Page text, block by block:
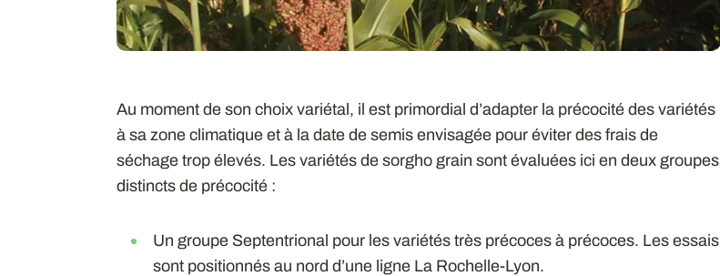
Au moment de son choix variétal, il est primordial d’adapter la précocité des variétés
à sa zone climatique et à la date de semis envisagée pour éviter des frais de
séchage trop élevés. Les variétés de sorgho grain sont évaluées ici en deux groupes
distincts de précocité :
Un groupe Septentrional pour les variétés très précoces à précoces. Les essais
sont positionnés au nord d’une ligne La Rochelle-Lyon.